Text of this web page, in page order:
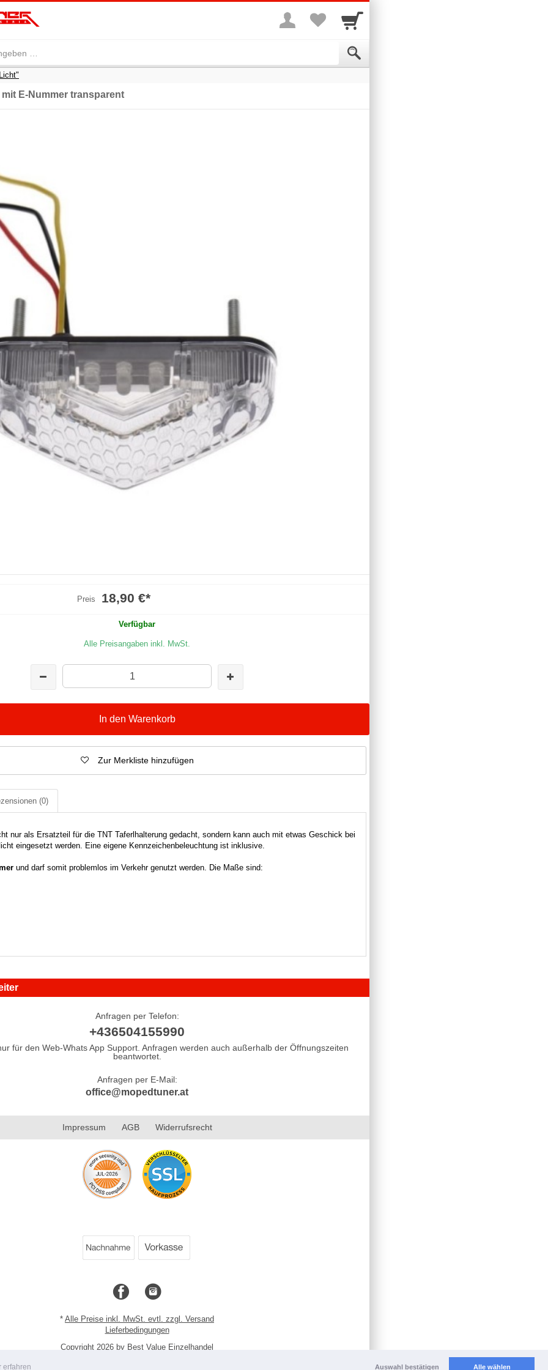
erfahren Auswahl bestätigen Alle wählen
E-Nummer transparent
Preis 18,90 €*
Verfügbar
Alle Preisangaben inkl. MwSt.
In den Warenkorb
Zur Merkliste hinzufügen
(0)
nur als Ersatzteil für die TNT Taferlhalterung gedacht, sondern kann auch mit etwas Geschick bei
eingesetzt werden. Eine eigene Kennzeichenbeleuchtung ist inklusive.
und darf somit problemlos im Verkehr genutzt werden. Die Maße sind:
Anfragen per Telefon:
+436504155990
für den Web-Whats App Support. Anfragen werden auch außerhalb der Öffnungszeiten
beantwortet.
Anfragen per E-Mail:
office@mopedtuner.at
Impressum AGB Widerrufsrecht
* Alle Preise inkl. MwSt. evtl. zzgl. Versand
Lieferbedingungen
Copyright 2026 by Best Value Einzelhandel